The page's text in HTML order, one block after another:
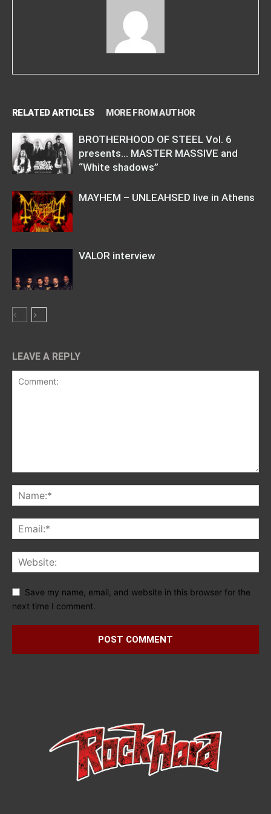
RELATED ARTICLES MORE FROM AUTHOR
BROTHERHOOD OF STEEL Vol. 6
presents… MASTER MASSIVE and
“White shadows”
MAYHEM – UNLEAHSED live in Athens
VALOR interview
LEAVE A REPLY
Save my name, email, and website in this browser for the
next time I comment.